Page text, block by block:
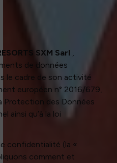
SXM Sarl
de données
le cadre de son activité
européen n° 2016/679,
Protection des Données
ainsi qu’à la loi
confidentialité (la «
comment et